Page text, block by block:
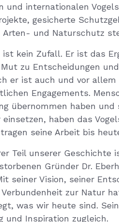
und internationalen
gesicherte
Arten- und Naturschutz
ist kein Zufall. Er ist das
zu Entscheidungen
er ist auch und vor allem
Engagements.
übernommen haben
haben das
seine Arbeit bis
Teil unserer Geschichte
Gründer Dr.
seiner Vision, seiner
zur Natur
was wir heute sind.
und Inspiration zugleich.